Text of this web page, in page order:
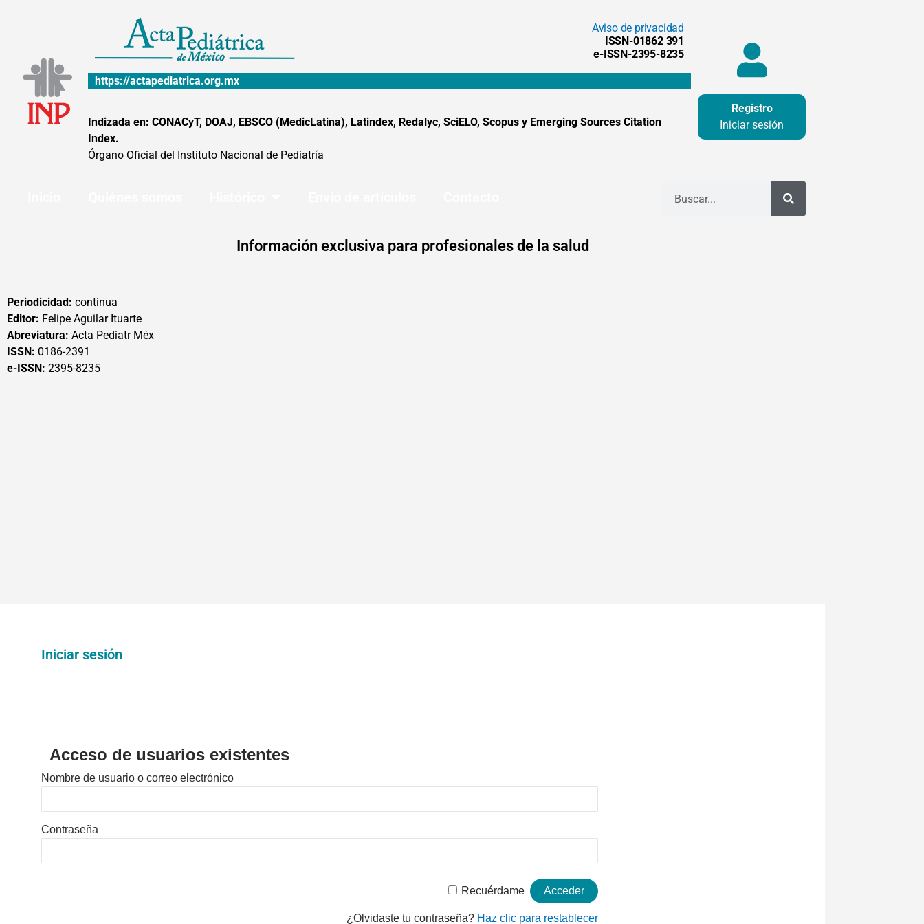
Aviso de privacidad
ISSN-01862 391
e-ISSN-2395-8235
https://actapediatrica.org.mx
Indizada en: CONACyT, DOAJ, EBSCO (MedicLatina), Latindex, Redalyc, SciELO, Scopus y Emerging Sources Citation
Index.
Órgano Oficial del Instituto Nacional de Pediatría
Registro
Iniciar sesión
Información exclusiva para profesionales de la salud
Periodicidad: continua
Editor: Felipe Aguilar Ituarte
Abreviatura: Acta Pediatr Méx
ISSN: 0186-2391
e-ISSN: 2395-8235
Iniciar sesión
Acceso de usuarios existentes
Nombre de usuario o correo electrónico
Contraseña
Recuérdame
¿Olvidaste tu contraseña? Haz clic para restablecer